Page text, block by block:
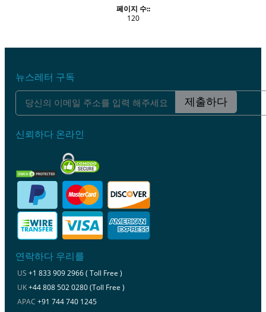
페이지 수::
120
뉴스레터 구독
제출하다
신뢰하다 온라인
연락하다 우리를
US +1 833 909 2966 ( Toll Free )
UK+44 808 502 0280 (Toll Free )
APAC +91 744 740 1245